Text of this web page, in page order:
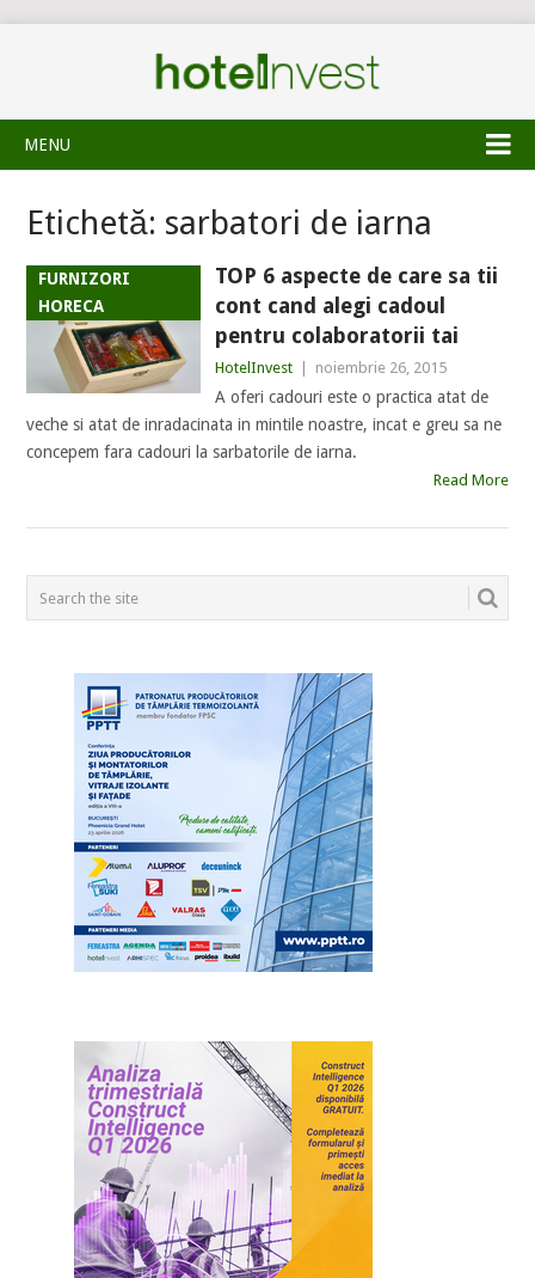
MENU
Etichetă: sarbatori de iarna
FURNIZORI
HORECA
TOP 6 aspecte de care sa tii
cont cand alegi cadoul
pentru colaboratorii tai
HotelInvest noiembrie 26, 2015
A oferi cadouri este o practica atat de
veche si atat de inradacinata in mintile noastre, incat e greu sa ne
concepem fara cadouri la sarbatorile de iarna.
Read More
POSTS
NAVIGATION